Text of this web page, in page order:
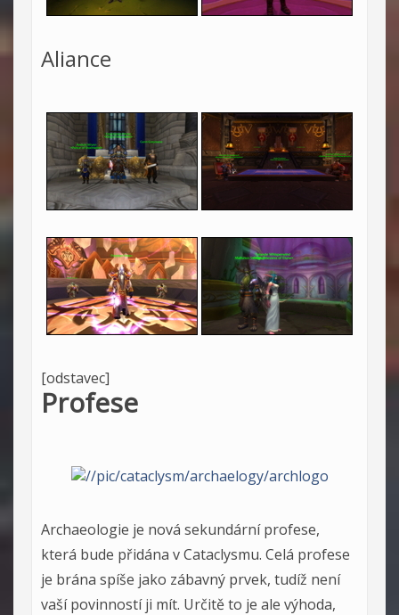
Aliance
[odstavec]
Profese
Archaeologie je nová sekundární profese,
která bude přidána v Cataclysmu. Celá profese
je brána spíše jako zábavný prvek, tudíž není
vaší povinností ji mít. Určitě to je ale výhoda,